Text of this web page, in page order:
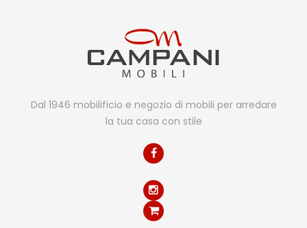
Dal 1946 mobilificio e negozio di mobili per arredare
la tua casa con stile